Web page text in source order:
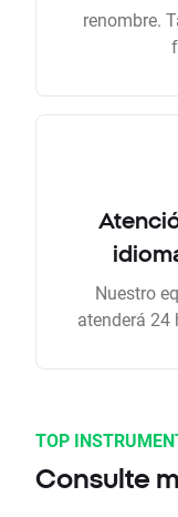
renombre.
Nuestro
atenderá 24
TOP
Consulte